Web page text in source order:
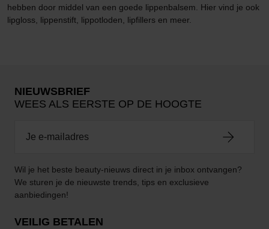
hebben door middel van een goede lippenbalsem. Hier vind je ook
lipgloss, lippenstift, lippotloden, lipfillers en meer.
NIEUWSBRIEF
WEES ALS EERSTE OP DE HOOGTE
Wil je het beste beauty-nieuws direct in je inbox ontvangen?
We sturen je de nieuwste trends, tips en exclusieve
aanbiedingen!
VEILIG BETALEN